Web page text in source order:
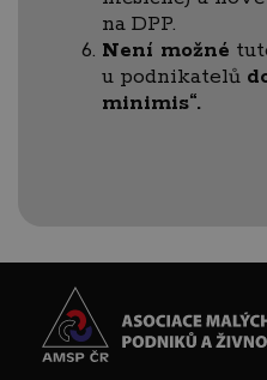
na DPP.
Není možné
u podnikatelů
minimis“.